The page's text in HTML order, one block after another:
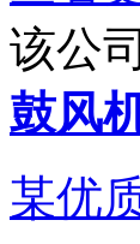
该公
鼓风
某优